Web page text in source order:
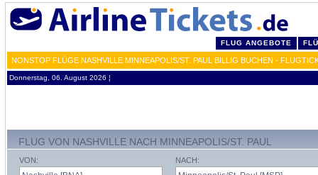
FLUG ANGEBOTE
NONSTOP FLÜGE NASHVILLE MINNEAPOLIS/ST. PAUL BILLIG BUCHEN -
Donnerstag, 06. August 2026 ¦
FLUG VON NASHVILLE NACH MINNEAPOLIS/ST. PAUL
VON: NACH: